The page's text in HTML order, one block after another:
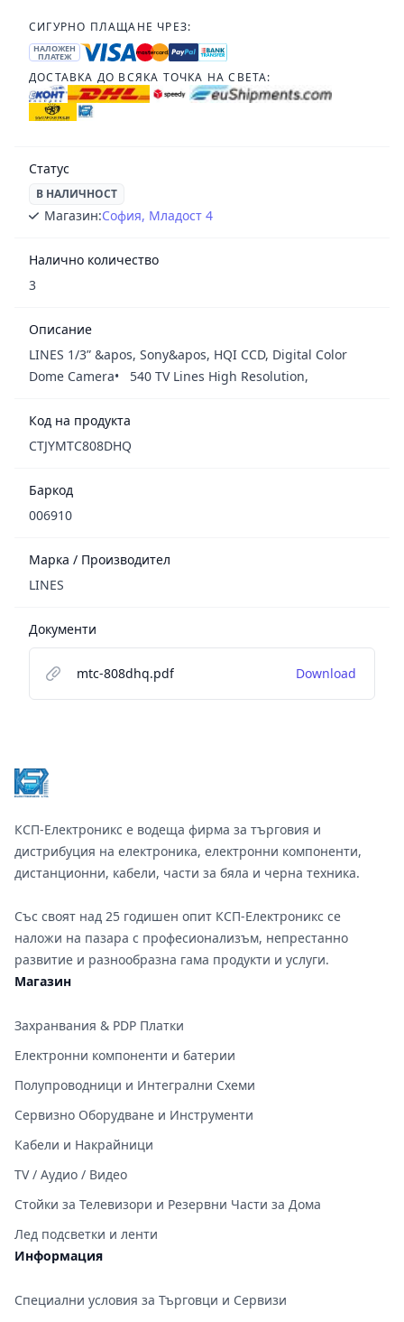
СИГУРНО ПЛАЩАНЕ ЧРЕЗ:
НАЛОЖЕН
ПЛАТЕЖ
ДОСТАВКА ДО ВСЯКА ТОЧКА НА СВЕТА:
Статус
В НАЛИЧНОСТ
Магазин:София, Младост 4
Налично количество
3
Описание
LINES 1/3” &apos, Sony&apos, HQI CCD, Digital Color
Dome Camera• 540 TV Lines High Resolution,
Код на продукта
CTJYMTC808DHQ
Баркод
006910
Марка / Производител
LINES
Документи
mtc-808dhq.pdf Download
КСП-Електроникс е водеща фирма за търговия и
дистрибуция на електроника, електронни компоненти,
дистанционни, кабели, части за бяла и черна техника.
Със своят над 25 годишен опит КСП-Електроникс се
наложи на пазара с професионализъм, непрестанно
развитие и разнообразна гама продукти и услуги.
Магазин
Захранвания & PDP Платки
Електронни компоненти и батерии
Полупроводници и Интегрални Схеми
Сервизно Оборудване и Инструменти
Кабели и Накрайници
TV / Аудио / Видео
Стойки за Телевизори и Резервни Части за Дома
Лед подсветки и ленти
Информация
Специални условия за Търговци и Сервизи